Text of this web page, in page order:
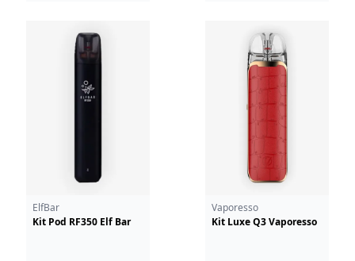
ElfBar
Kit Pod RF350 Elf Bar
Vaporesso
Kit Luxe Q3 Vaporesso